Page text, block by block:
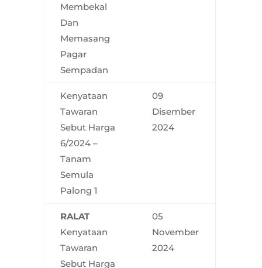
Membekal
Dan
Memasang
Pagar
Sempadan
Kenyataan
Tawaran
Sebut Harga
6/2024 –
Tanam
Semula
Palong 1
09
Disember
2024
RALAT
Kenyataan
Tawaran
Sebut Harga
05
November
2024